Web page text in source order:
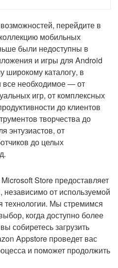
перейдите в
мобильных
были недоступны в
и игры для Android
широкому каталогу, в
все необходимое — от
игр, от комплексных
до клиентов
творчества до
энтузиастов, от
до целых
Store предоставляет
независимо от используемой
технологии. Мы стремимся
когда доступно более
собиретесь загрузить
Appstore проведет вас
и поможет продолжить